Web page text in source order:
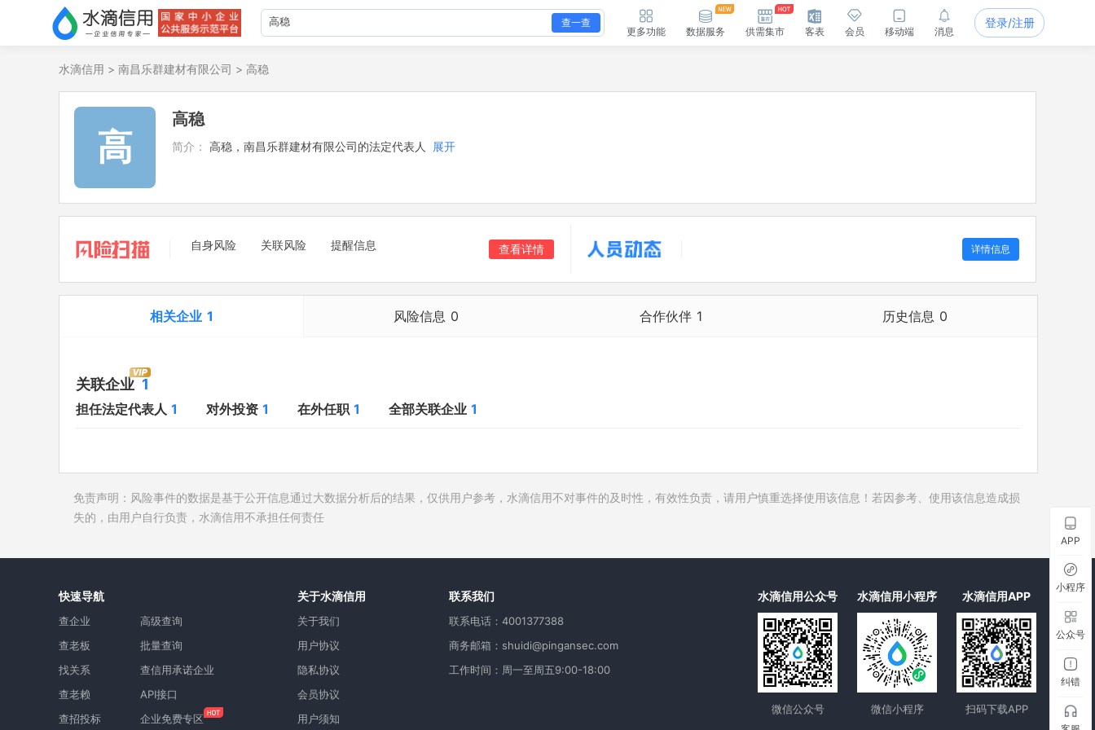
查一查
更多功能 数据服务 供需集市 客表 会员 移动端 消息
登录/注册
水滴信用 > 南昌乐群建材有限公司 > 高稳
高
高稳
简介： 高稳，南昌乐群建材有限公司的法定代表人 展开
自身风险 关联风险 提醒信息 查看详情 详情信息
相关企业 1
对外投资 1
在外任职 1
所属集团
风险信息 0
法院公告
失信被执行人
司法协助
合作伙伴 1 历史信息 0
历史被执行人
历史司法协助
关联企业 1
担任法定代表人 1 对外投资 1 在外任职 1 全部关联企业 1
免责声明：风险事件的数据是基于公开信息通过大数据分析后的结果，仅供用户参考，水滴信用不对事件的及时性，有效性负责，请用户慎重选择使用该信息！若因参考、使用该信息造成损
失的，由用户自行负责，水滴信用不承担任何责任
快速导航
查企业
查老板
找关系
查老赖
查招投标
高级查询
批量查询
查信用承诺企业
API接口
企业免费专区
关于水滴信用
关于我们
用户协议
隐私协议
会员协议
用户须知
联系我们
联系电话：4001377388
商务邮箱：shuidi@pingansec.com
工作时间：周一至周五9:00-18:00
水滴信用公众号
微信公众号
水滴信用小程序
微信小程序
水滴信用APP
扫码下载APP
APP
小程序
公众号
纠错